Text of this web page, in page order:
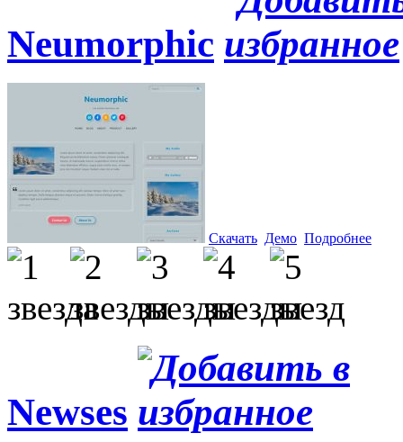
Neumorphic
Скачать Демо Подробнее
Newses